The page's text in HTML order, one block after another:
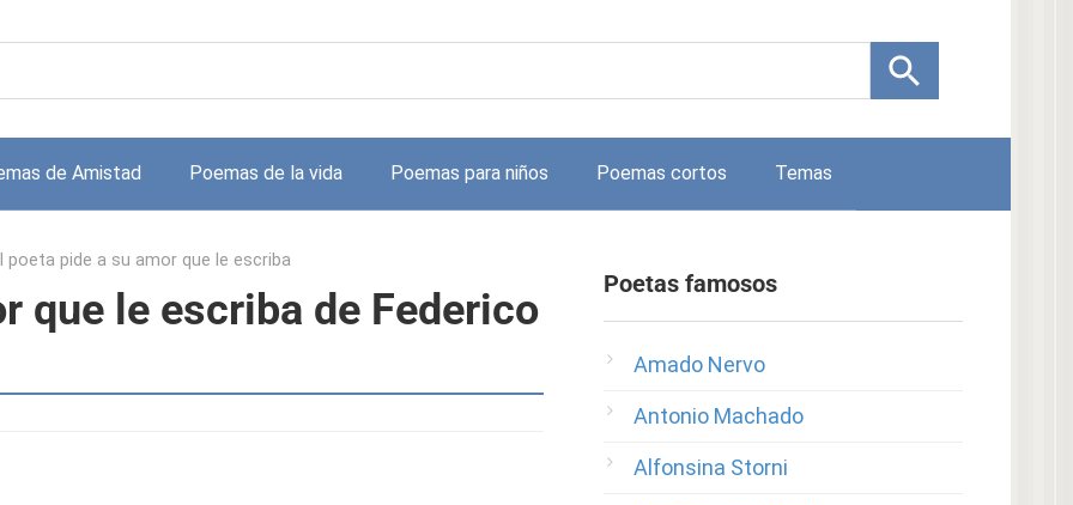
de Amistad Poemas de la vida Poemas para niños Poemas cortos Temas
poeta pide a su amor que le escriba
que le escriba de Federico
Poetas famosos
Amado Nervo
Antonio Machado
Alfonsina Storni